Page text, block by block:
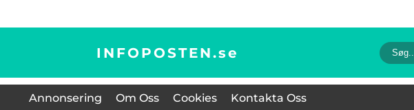
INFOPOSTEN.se
Annonsering Om Oss Cookies Kontakta Oss